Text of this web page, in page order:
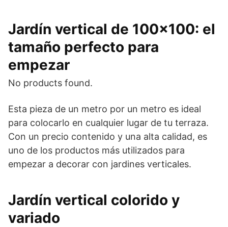
Jardín vertical de 100×100: el
tamaño perfecto para
empezar
No products found.
Esta pieza de un metro por un metro es ideal
para colocarlo en cualquier lugar de tu terraza.
Con un precio contenido y una alta calidad, es
uno de los productos más utilizados para
empezar a decorar con jardines verticales.
Jardín vertical colorido y
variado